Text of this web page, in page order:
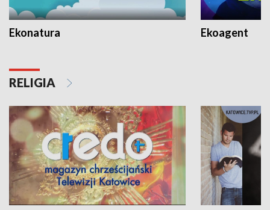
Ekonatura Ekoagent
RELIGIA